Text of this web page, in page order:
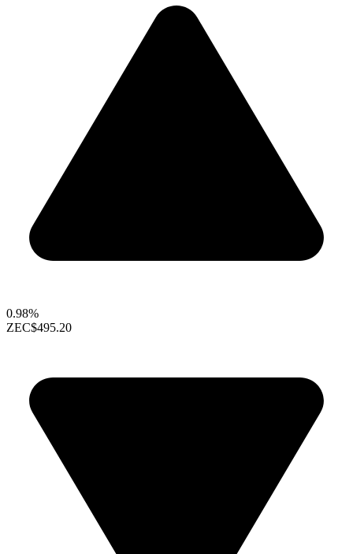
0.98%
ZEC$495.20